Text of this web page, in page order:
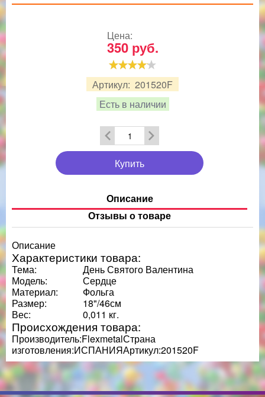
Артикул: 201520F
Есть в наличии
Цена:
350 руб.
Купить
Описание
Отзывы о товаре
Описание
Характеристики товара:
Тема:
День Святого Валентина
Модель:
Сердце
Материал:
Фольга
Размер:
18"/46см
Вес:
0,011 кг.
Происхождения товара:
Производитель:FlexmetalСтрана
изготовления:ИСПАНИЯАртикул:201520F